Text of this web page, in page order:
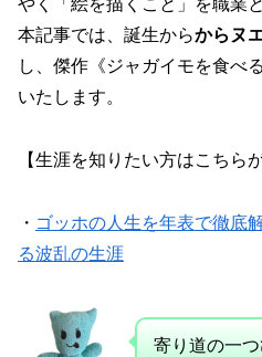
やく「絵を描くこと」を職業
本記事では、誕生からからヌ
し、傑作《ジャガイモを食べ
いたします。
【生涯を知りたい方はこちら
・ ゴッホの人生を年表で徹底
る波乱の生涯
寄り道の一